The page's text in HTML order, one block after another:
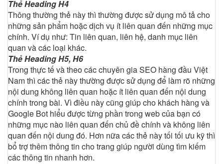
Thẻ Heading H4
Thông thường thẻ này thì thường được sử dụng mô tả cho
những sản phẩm hoặc dịch vụ ít liên quan đến những mục
chính. Ví dụ như: Tin liên quan, liên hệ, danh mục liên
quan và các loại khác.
Thẻ Heading H5, H6
Trong thực tế và theo các chuyên gia SEO hàng đầu Việt
Nam thì các thẻ này thường được sử dụng để làm rõ những
nội dung không liên quan hoặc ít liên quan đến nội dung
chính trong bài. Vì điều này cũng giúp cho khách hàng và
Google Bot hiểu được từng phần trong web của bạn có
những mục nào liên quan đến chủ đề chính và không liên
quan đến nội dung đó. Hơn nữa các thẻ này tối tối ưu kỹ thì
bổ trợ thêm thông tin cho trang giúp người dùng tìm kiếm
các thông tin nhanh hơn.